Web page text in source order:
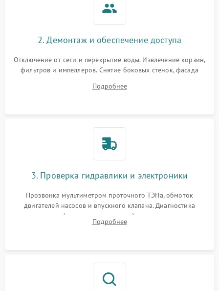
2. Демонтаж и обеспечение доступа
Отключение от сети и перекрытие воды. Извлечение корзин,
фильтров и импеллеров. Снятие боковых стенок, фасада
циркуляционному насосу, ТЭНу и сливной помпе.
Подробнее
3. Проверка гидравлики и электроники
Прозвонка мультиметром проточного ТЭНа, обмоток
двигателей насосов и впускного клапана. Диагностика
прессостата (датчика уровня воды), датчика мутности,
концевика дверцы и электронного модуля управления.
Подробнее